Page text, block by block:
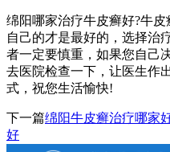
绵阳哪家治疗牛皮癣好?牛
自己的才是最好的，选择治
者一定要慎重，如果您自己
去医院检查一下，让医生作
式，祝您生活愉快!
下一篇绵阳牛皮癣治疗哪家
好